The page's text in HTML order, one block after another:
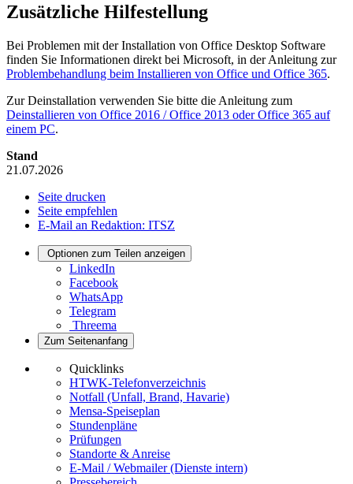
Zusätzliche Hilfestellung
Bei Problemen mit der Installation von Office Desktop Software
finden Sie Informationen direkt bei Microsoft, in der Anleitung zur
Problembehandlung beim Installieren von Office und Office 365.
Zur Deinstallation verwenden Sie bitte die Anleitung zum
Deinstallieren von Office 2016 / Office 2013 oder Office 365 auf
einem PC.
Stand
21.07.2026
Seite drucken
Seite empfehlen
E-Mail an Redaktion: ITSZ
Optionen zum Teilen anzeigen
LinkedIn
Facebook
WhatsApp
Telegram
Threema
Zum Seitenanfang
Quicklinks
HTWK-Telefonverzeichnis
Notfall (Unfall, Brand, Havarie)
Mensa-Speiseplan
Stundenpläne
Prüfungen
Standorte & Anreise
E-Mail / Webmailer (Dienste intern)